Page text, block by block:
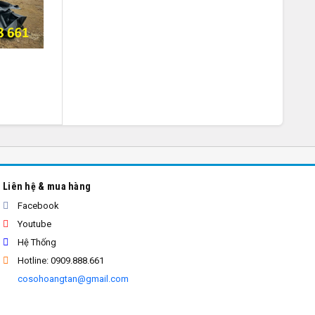
Liên hệ & mua hàng
Facebook
Youtube
Hệ Thống
Hotline: 0909.888.661
cosohoangtan@gmail.com